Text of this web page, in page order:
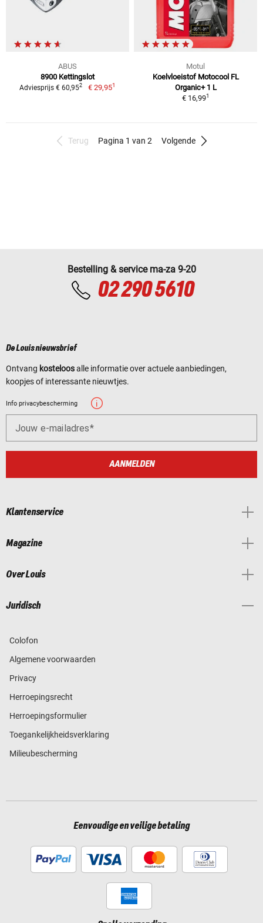
ABUS
8900 Kettingslot
Adviesprijs € 60,952 € 29,951
Motul
Koelvloeistof Motocool FL
Organic+ 1 L
€ 16,991
Terug Pagina 1 van 2 Volgende
Bestelling & service ma-za 9-20
02 290 5610
De Louis nieuwsbrief
Ontvang kosteloosalle informatie over actuele aanbiedingen,
koopjes of interessante nieuwtjes.
Info privacybescherming
Jouw e-mailadres
AANMELDEN
Klantenservice
Magazine
Over Louis
Juridisch
Colofon
Algemene voorwaarden
Privacy
Herroepingsrecht
Herroepingsformulier
Toegankelijkheidsverklaring
Milieubescherming
Eenvoudige en veilige betaling